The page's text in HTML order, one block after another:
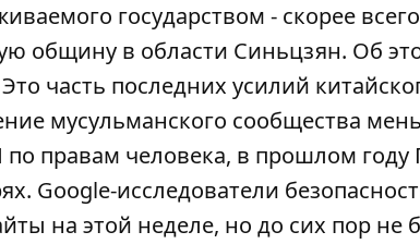
государством - скорее
общину в области Синьцзян. Об
часть последних усилий
мусульманского сообщества
правам человека, в прошлом году
Google-исследователи
на этой неделе, но до сих пор не